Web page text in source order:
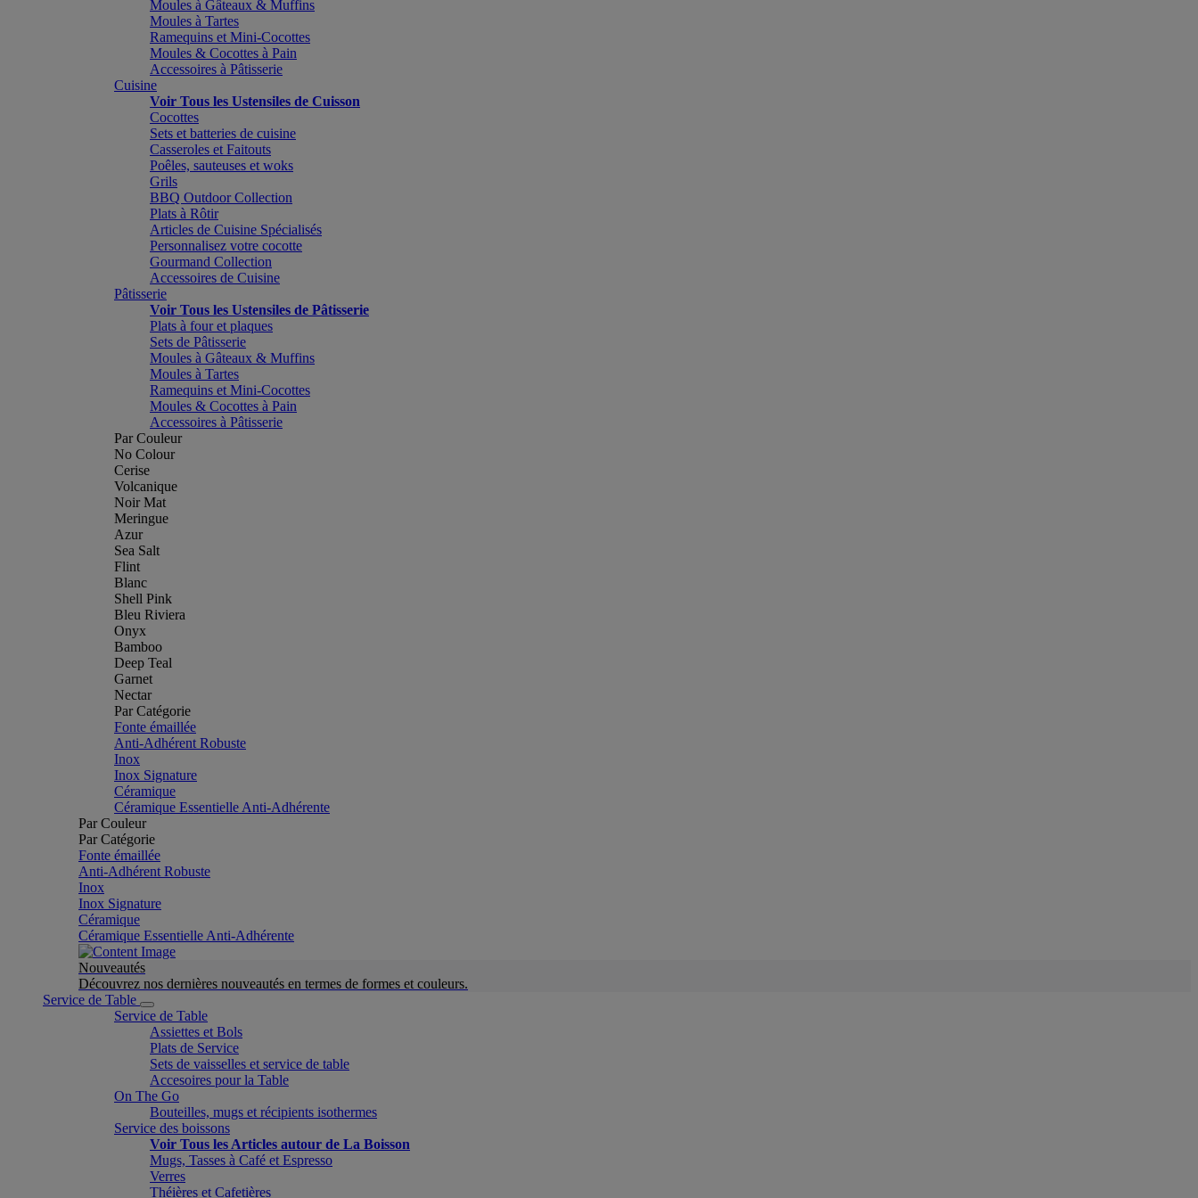
Moules à Gâteaux & Muffins
Moules à Tartes
Ramequins et Mini-Cocottes
Moules & Cocottes à Pain
Accessoires à Pâtisserie
Cuisine
Voir Tous les Ustensiles de Cuisson
Cocottes
Sets et batteries de cuisine
Casseroles et Faitouts
Poêles, sauteuses et woks
Grils
BBQ Outdoor Collection
Plats à Rôtir
Articles de Cuisine Spécialisés
Personnalisez votre cocotte
Gourmand Collection
Accessoires de Cuisine
Pâtisserie
Voir Tous les Ustensiles de Pâtisserie
Plats à four et plaques
Sets de Pâtisserie
Moules à Gâteaux & Muffins
Moules à Tartes
Ramequins et Mini-Cocottes
Moules & Cocottes à Pain
Accessoires à Pâtisserie
Par Couleur
No Colour
Cerise
Volcanique
Noir Mat
Meringue
Azur
Sea Salt
Flint
Blanc
Shell Pink
Bleu Riviera
Onyx
Bamboo
Deep Teal
Garnet
Nectar
Par Catégorie
Fonte émaillée
Anti-Adhérent Robuste
Inox
Inox Signature
Céramique
Céramique Essentielle Anti-Adhérente
Par Couleur
Par Catégorie
Fonte émaillée
Anti-Adhérent Robuste
Inox
Inox Signature
Céramique
Céramique Essentielle Anti-Adhérente
Nouveautés
Découvrez nos dernières nouveautés en termes de formes et couleurs.
Service de Table
Service de Table
Assiettes et Bols
Plats de Service
Sets de vaisselles et service de table
Accesoires pour la Table
On The Go
Bouteilles, mugs et récipients isothermes
Service des boissons
Voir Tous les Articles autour de La Boisson
Mugs, Tasses à Café et Espresso
Verres
Théières et Cafetières